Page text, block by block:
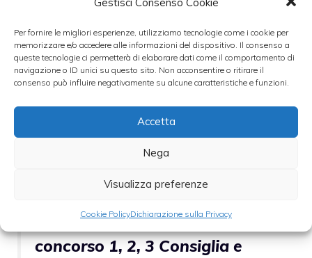
Per fornire le migliori esperienze, utilizziamo tecnologie come i cookie per
memorizzare e/o accedere alle informazioni del dispositivo. Il consenso a
queste tecnologie ci permetterà di elaborare dati come il comportamento di
navigazione o ID unici su questo sito. Non acconsentire o ritirare il
consenso può influire negativamente su alcune caratteristiche e funzioni.
Accetta
Nega
Visualizza preferenze
Cookie PolicyDichiarazione sulla Privacy
L’iniziativa sarà riproposta nel
mese di aprile in altri locali
selezionati del ?centro e dei
municipi genovesi.
fino al 30 aprile è
possibile partecipare al
concorso1, 2, 3 Consiglia e